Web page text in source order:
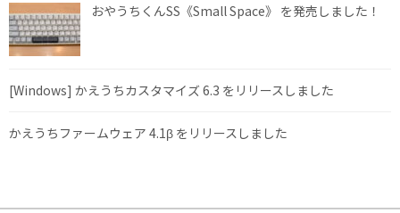
おやうちくんSS《Small Space》 を発売しました！
[Windows] かえうちカスタマイズ 6.3 をリリースしました
かえうちファームウェア 4.1β をリリースしました